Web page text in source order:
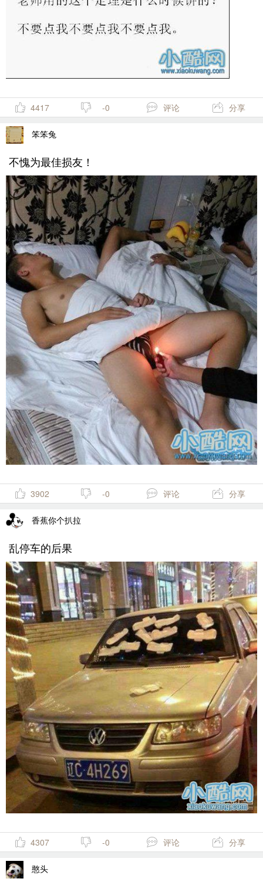
4417 -0 评论 分享
笨笨兔
不愧为最佳损友！
3902 -0 评论 分享
香蕉你个扒拉
乱停车的后果
4307 -0 评论 分享
憨头